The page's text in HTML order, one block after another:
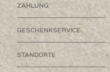
ZAHLUNG
GESCHENKSERVICE
STANDORTE